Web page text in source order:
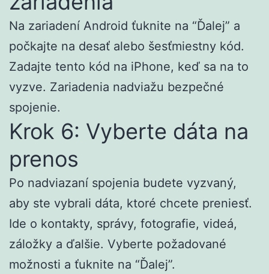
Na zariadení Android ťuknite na “Ďalej” a
počkajte na desať alebo šesťmiestny kód.
Zadajte tento kód na iPhone, keď sa na to
vyzve. Zariadenia nadviažu bezpečné
spojenie.
Krok 6: Vyberte dáta na
prenos
Po nadviazaní spojenia budete vyzvaný,
aby ste vybrali dáta, ktoré chcete preniesť.
Ide o kontakty, správy, fotografie, videá,
záložky a ďalšie. Vyberte požadované
možnosti a ťuknite na “Ďalej”.